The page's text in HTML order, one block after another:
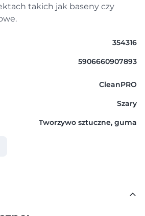
takich jak baseny czy
354316
5906660907893
CleanPRO
Szary
Tworzywo sztuczne, guma